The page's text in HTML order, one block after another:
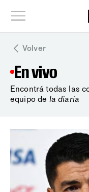
Volver
En vivo
Encontrá todas las
equipo de la diaria